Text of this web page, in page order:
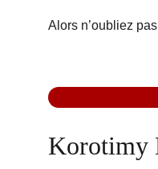
Alors n’oubliez
Korotimy